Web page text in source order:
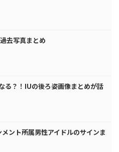
去写真まとめ
る？！IUの後ろ姿画像まとめが話
ント所属男性アイドルのサインま